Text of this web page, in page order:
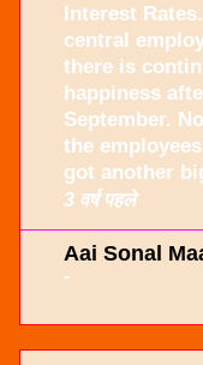
Interest
central
there is
happiness
September.
the
got another
3 वर्ष पहले
Aai Sonal
-